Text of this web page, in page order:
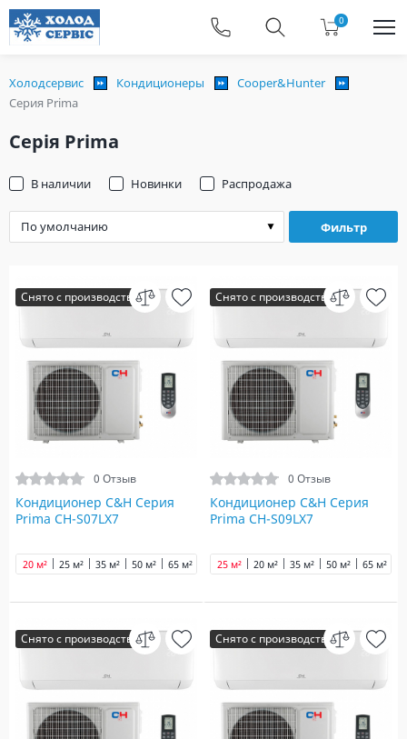
0
Холодсервис Кондиционеры
Cooper&Hunter
Серия Prima
Серія Prima
Фильтр
В наличии Новинки Распродажа
Снято с производства
0 Отзыв
Кондиционер C&H Серия
Prima CH-S07LX7
20 м² 25 м² 35 м² 50 м² 65 м² 80 м²
Снято с производства
0 Отзыв
Кондиционер C&H Серия
Prima CH-S09LX7
20 м²
25 м² 35 м² 50 м² 65 м²
Снято с производства Снято с производства